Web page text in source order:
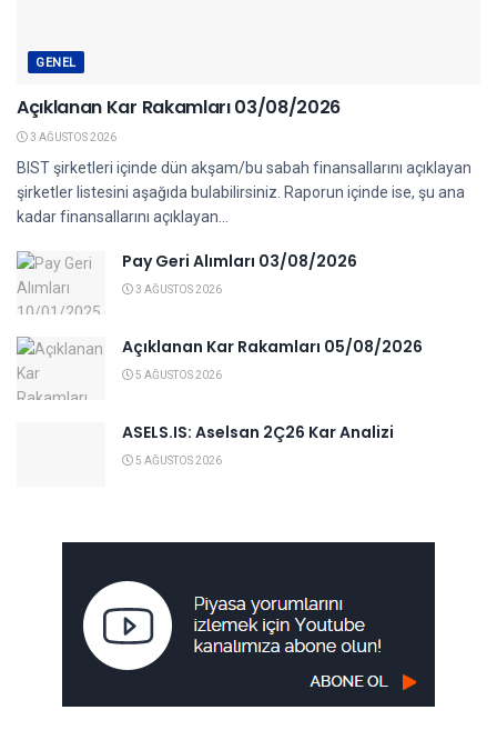
GENEL
Açıklanan Kar Rakamları 03/08/2026
3 AĞUSTOS 2026
BIST şirketleri içinde dün akşam/bu sabah finansallarını açıklayan
şirketler listesini aşağıda bulabilirsiniz. Raporun içinde ise, şu ana
kadar finansallarını açıklayan...
Pay Geri Alımları 03/08/2026
3 AĞUSTOS 2026
Açıklanan Kar Rakamları 05/08/2026
5 AĞUSTOS 2026
ASELS.IS: Aselsan 2Ç26 Kar Analizi
5 AĞUSTOS 2026